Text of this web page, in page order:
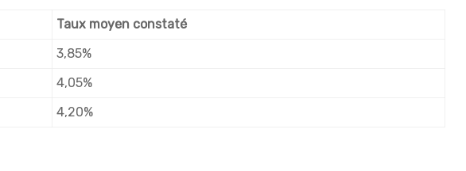
Taux moyen constaté
3,85%
4,05%
4,20%